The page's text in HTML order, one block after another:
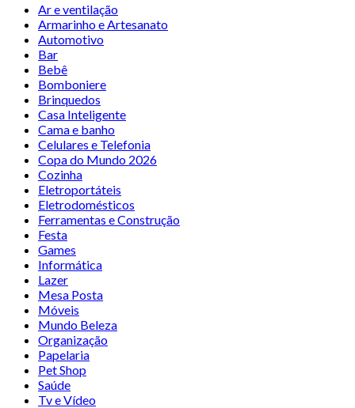
Ar e ventilação
Armarinho e Artesanato
Automotivo
Bar
Bebê
Bomboniere
Brinquedos
Casa Inteligente
Cama e banho
Celulares e Telefonia
Copa do Mundo 2026
Cozinha
Eletroportáteis
Eletrodomésticos
Ferramentas e Construção
Festa
Games
Informática
Lazer
Mesa Posta
Móveis
Mundo Beleza
Organização
Papelaria
Pet Shop
Saúde
Tv e Vídeo